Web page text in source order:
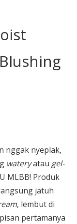
nggak nyeplak,
wateryatau gel-
MLBB! Produk
jatuh
, lembut di
pertamanya